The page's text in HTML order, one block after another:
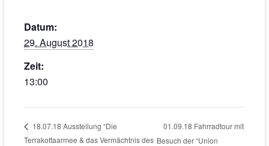
Datum:
29. August 2018
Zeit:
13:00
18.07.18 Ausstellung “Die
Terrakottaarmee & das Vermächtnis des
01.09.18 Fahrradtour mit
Besuch der “Union